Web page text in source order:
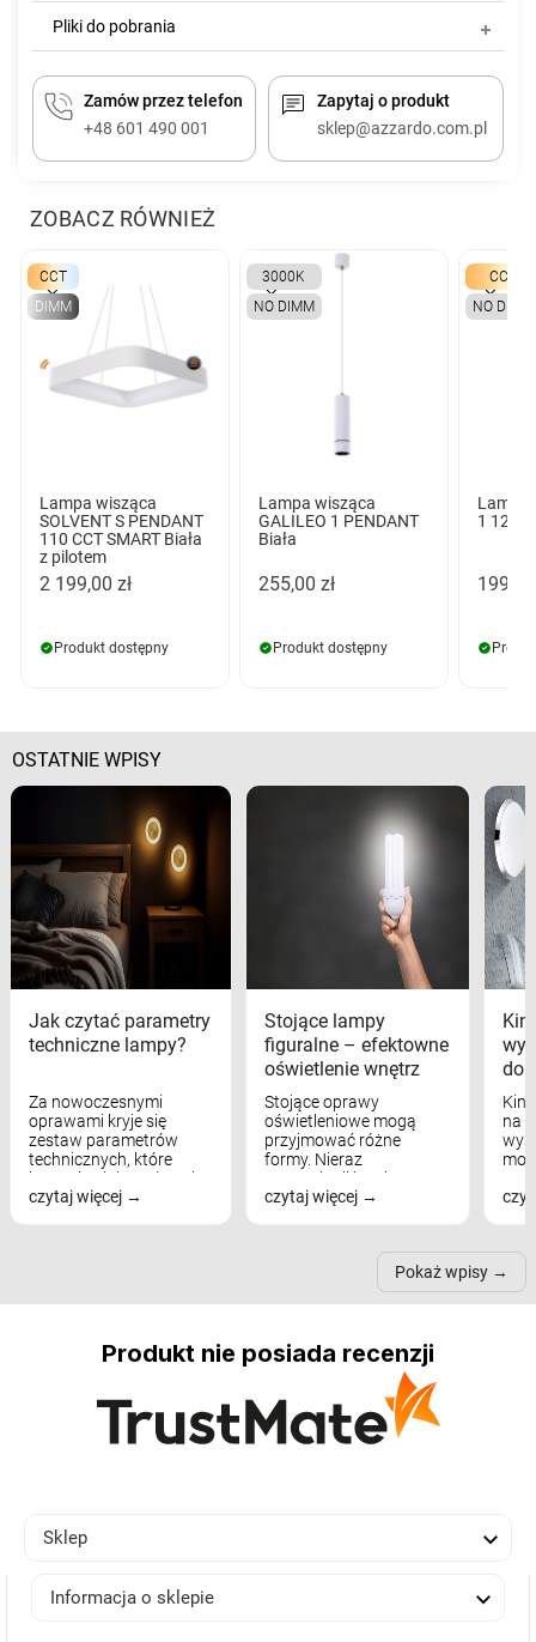
Pliki do pobrania
Zamów przez telefon
+48 601 490 001
Zapytaj o produkt
sklep@azzardo.com.pl
ZOBACZ RÓWNIEŻ
CCT
DIMM
Lampa wisząca
SOLVENT S PENDANT
110 CCT SMART Biała
z pilotem
2 199,00 zł
Produkt dostępny
3000K
NO DIMM
Lampa wisząca
GALILEO 1 PENDANT
Biała
255,00 zł
Produkt dostępny
CCT
NO DIMM
Lampa
1 12W
199,00
OSTATNIE WPISY
Jak czytać parametry
techniczne lampy?
Za nowoczesnymi
oprawami kryje się
zestaw parametrów
technicznych, które
bezpośrednio wpływają
na komfort widzenia,
czytaj więcej
Stojące lampy
figuralne – efektowne
oświetlenie wnętrz
Stojące oprawy
oświetleniowe mogą
przyjmować różne
formy. Nieraz
wspominaliśmy już
modele na łukowych
nich może przydać się w
czytaj więcej
na
Pokaż wpisy
Produkt nie posiada recenzji
Sklep 
Informacja o sklepie 